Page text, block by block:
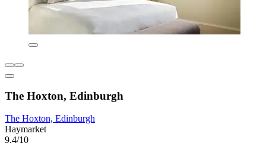
The Hoxton, Edinburgh
The Hoxton, Edinburgh
Haymarket
9,4/10